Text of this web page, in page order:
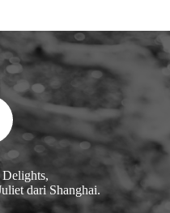
dari Shanghai.